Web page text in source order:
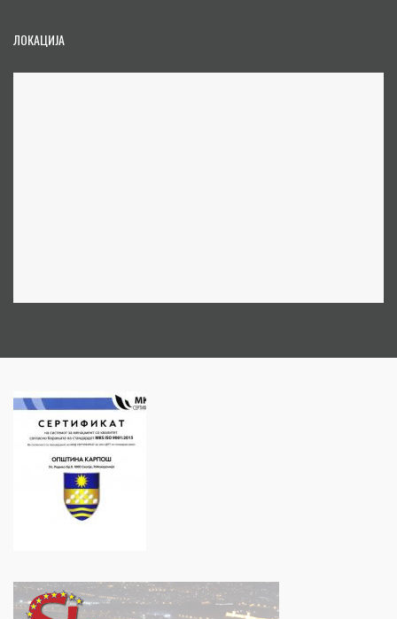
ЛОКАЦИЈА